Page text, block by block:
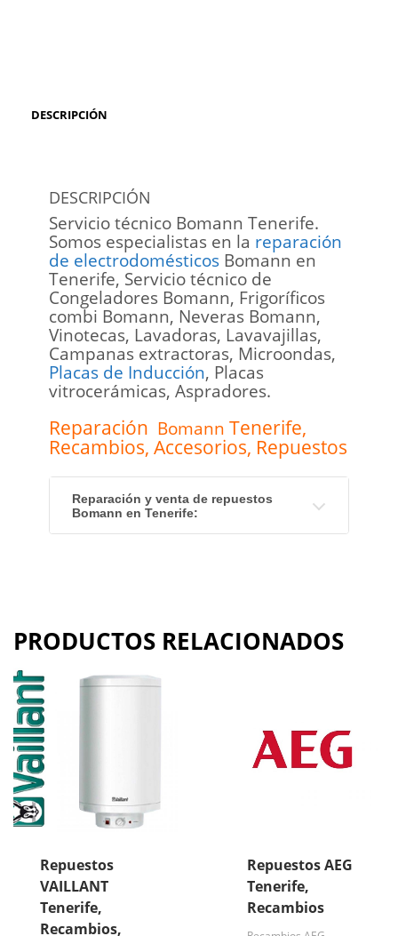
DESCRIPCIÓN
DESCRIPCIÓN
Servicio técnico Bomann Tenerife.
Somos especialistas en la reparación
de electrodomésticos Bomann en
Tenerife, Servicio técnico de
Congeladores Bomann, Frigoríficos
combi Bomann, Neveras Bomann,
Vinotecas, Lavadoras, Lavavajillas,
Campanas extractoras, Microondas,
Placas de Inducción, Placas
vitrocerámicas, Aspradores.
Reparación Bomann Tenerife,
Recambios, Accesorios, Repuestos
Reparación y venta de repuestos
Bomann en Tenerife:
PRODUCTOS RELACIONADOS
Repuestos
VAILLANT
Tenerife,
Recambios,
Repuestos AEG
Tenerife,
Recambios